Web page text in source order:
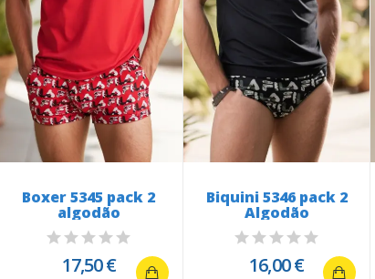
Boxer 5345 pack 2
algodão
17,50 €
Biquini 5346 pack 2
Algodão
16,00 €